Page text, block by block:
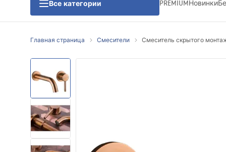
Все категории
Душевые двери
Душевые поддоны
Линейные трапы для душа
PREMIUMНовинки
Главная страница Смесители Смеситель скрытого